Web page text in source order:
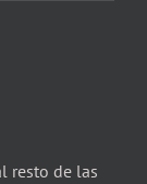
resto de las